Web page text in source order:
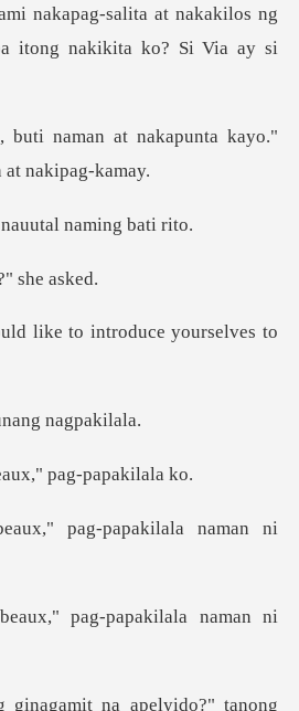
nakapag-salita
n at nakapunta kayo."
na
d like to introduce your
pag
eaux," pag-papakila
pag-papakil
ginagamit na apel